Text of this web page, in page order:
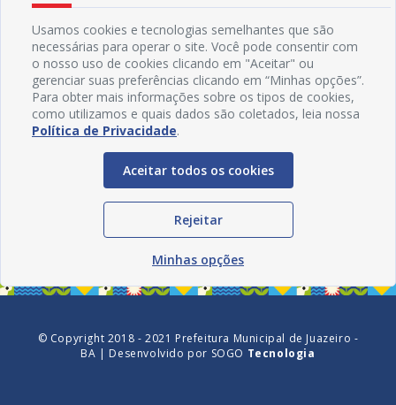
Redes Sociais
© Copyright 2018 - 2021 Prefeitura Municipal de Juazeiro -
BA | Desenvolvido por SOGO Tecnologia
Usamos cookies e tecnologias semelhantes que são
necessárias para operar o site. Você pode consentir com
o nosso uso de cookies clicando em "Aceitar" ou
gerenciar suas preferências clicando em “Minhas opções”.
Para obter mais informações sobre os tipos de cookies,
como utilizamos e quais dados são coletados, leia nossa
Política de Privacidade.
Aceitar todos os cookies
Rejeitar
Minhas opções